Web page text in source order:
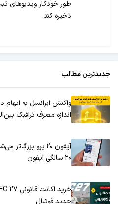
طور خودکار ویدیوهای
ذخیره کند.
جدیدترین مطالب
واکنش ایرانسل به ابهام
اندازه مصرف ترافیک
آیفون ۲۰ پرو
۲۰ سالگی آیفون
جدید فوتبال